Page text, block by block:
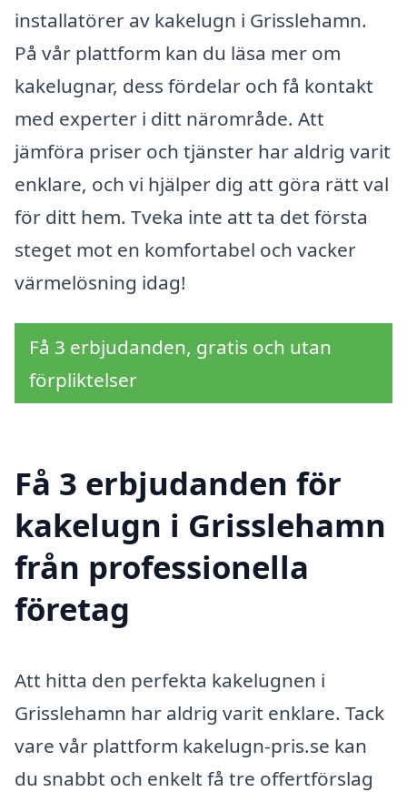
installatörer av kakelugn i Grisslehamn.
På vår plattform kan du läsa mer om
kakelugnar, dess fördelar och få kontakt
med experter i ditt närområde. Att
jämföra priser och tjänster har aldrig varit
enklare, och vi hjälper dig att göra rätt val
för ditt hem. Tveka inte att ta det första
steget mot en komfortabel och vacker
värmelösning idag!
Få 3 erbjudanden, gratis och utan
förpliktelser
Få 3 erbjudanden för
kakelugn i Grisslehamn
från professionella
företag
Att hitta den perfekta kakelugnen i
Grisslehamn har aldrig varit enklare. Tack
vare vår plattform kakelugn-pris.se kan
du snabbt och enkelt få tre offertförslag